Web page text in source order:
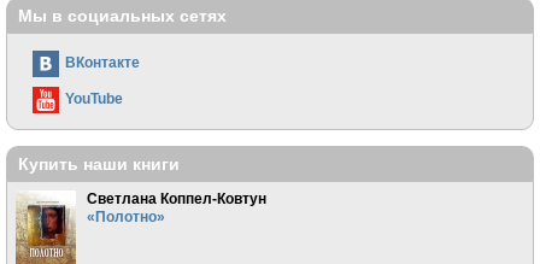
Мы в социальных сетях
ВКонтакте
YouTube
Купить наши книги
Светлана Коппел-Ковтун
«Полотно»